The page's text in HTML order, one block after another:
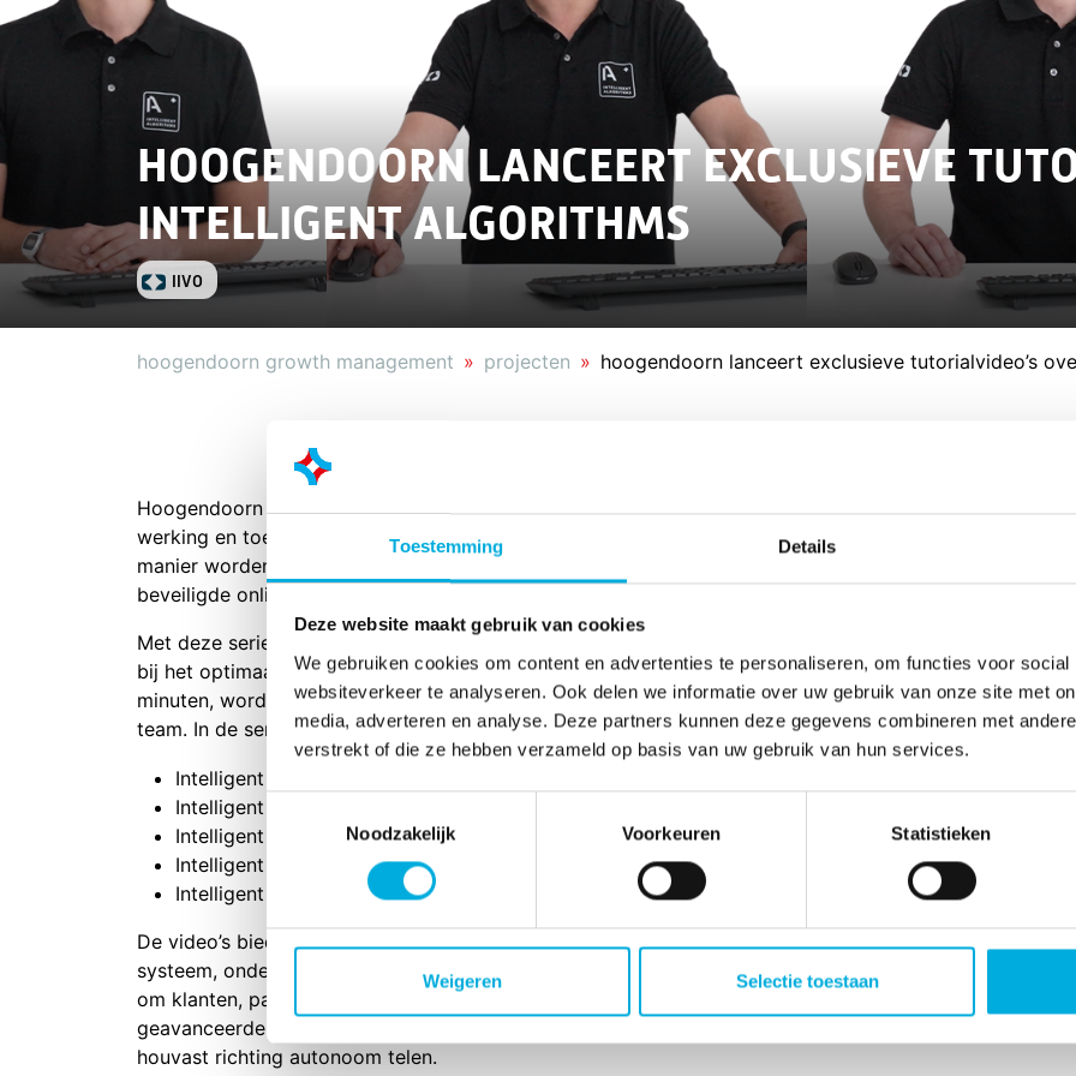
Toestemming Details
Deze website maakt gebruik van cookies
We gebruiken cookies om content en advertenties te personaliseren, om functies voor
websiteverkeer te analyseren. Ook delen we informatie over uw gebruik van onze site met
media, adverteren en analyse. Deze partners kunnen deze gegevens combineren met
verstrekt of die ze hebben verzameld op basis van uw gebruik van hun services.
Noodzakelijk
Voorkeuren Statistieken
Weigeren Selectie toestaan
HOOGENDOORN LANCEERT EXCLUSIEVE
INTELLIGENT ALGORITHMS
IIVO
hoogendoorn growth management projecten hoogendoorn lanceert exclusieve tutorialvideo’s
Hoogendoorn Growth Management presenteert een nieuwe reeks tutorialvideo’s waarin de
werking en toepassing van haar vijf Intelligent Algorithms op een heldere en toegankelijke
manier worden uitgelegd. De video’s zijn exclusief beschikbaar voor klanten en partners via het
beveiligde online klantenportaal Hoogendoorn Online.
Met deze serie onderstreept Hoogendoorn haar toewijding aan kennisdeling en ondersteuning
bij het optimaal inzetten van autonoom telen. Elke video, met een duur van circa 6 tot 8
minuten, wordt gepresenteerd door een inhoudelijke specialist uit het Intelligent Algorithms
team. In de serie komen de volgende vijf algoritmes aan bod:
Intelligent Ventilation
Intelligent Temperature
Intelligent Screening
Intelligent Lighting
Intelligent Irrigation
De video’s bieden verdiepende uitleg over hoe deze algoritmes werken binnen het IIVO-
systeem, ondersteund met praktijkvoorbeelden vanuit het dashboard. De reeks is ontwikkeld
om klanten, partners en collega’s te ondersteunen bij het begrijpen en toepassen van deze
geavanceerde technologieën op een manier die eenvoudig en praktisch is, met concreet
houvast richting autonoom telen.